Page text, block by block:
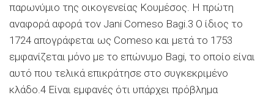
παρωνύμιο της οικογενείας Κουμέσος. Η πρώτη
αναφορά αφορά τον Jani Comeso Bagi.3 Ο ίδιος το
1724 απογράφεται ως Comeso και μετά το 1753
εμφανίζεται μόνο με το επώνυμο Bagi, το οποίο είναι
αυτό που τελικά επικράτησε στο συγκεκριμένο
κλάδο.4 Είναι εμφανές ότι υπάρχει πρόβλημα